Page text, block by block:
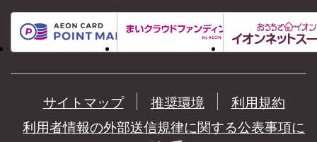
サイトマップ 推奨環境
利用規約
利用者情報の外部送信規律に関する公表事項に